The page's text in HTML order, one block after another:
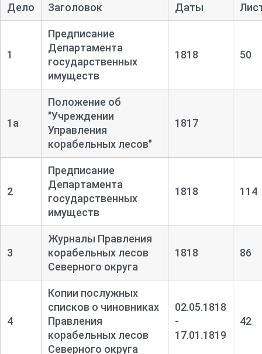
Дело Заголовок Даты
1
Предписание
Департамента
государственных
имуществ
1818 50
1а
Положение об
"Учреждении
Управления
корабельных лесов"
1817
2
Предписание
Департамента
государственных
имуществ
1818 114
3
Журналы Правления
корабельных лесов
Северного округа
1818 86
4
Копии послужных
списков о чиновниках
Правления
корабельных лесов
Северного округа
02.05.1818
-
17.01.1819
42